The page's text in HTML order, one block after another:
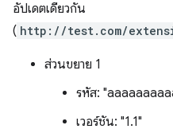
อัปเดตเดียวกัน
( http://test.com/
ส่วนขยาย 1
รหัส:
เวอร์ชัน: "1.1"